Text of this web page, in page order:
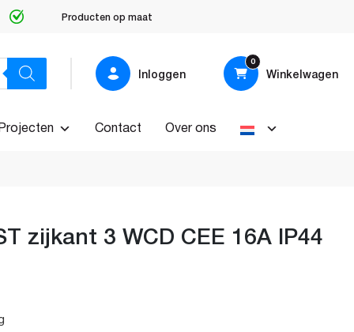
Producten op maat
Inloggen
0
Winkelwagen
Contact Over ons
zijkant 3 WCD CEE 16A IP44